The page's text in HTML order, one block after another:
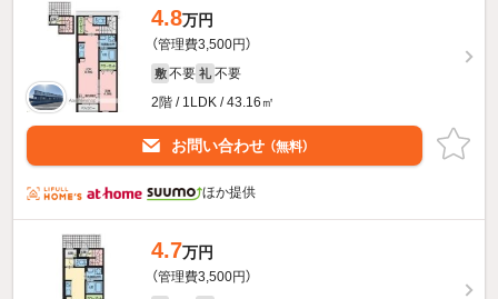
4.8万円
（管理費3,500円）
敷 不要 礼 不要
2階 / 1LDK / 43.16㎡
お問い合わせ （無料）
ほか提供
4.7万円
（管理費3,500円）